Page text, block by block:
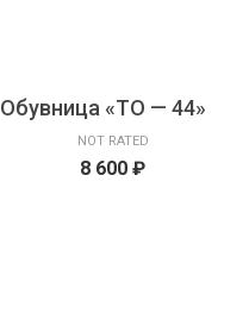
Обувница «ТО — 44»
NOT RATED
8 600 ₽